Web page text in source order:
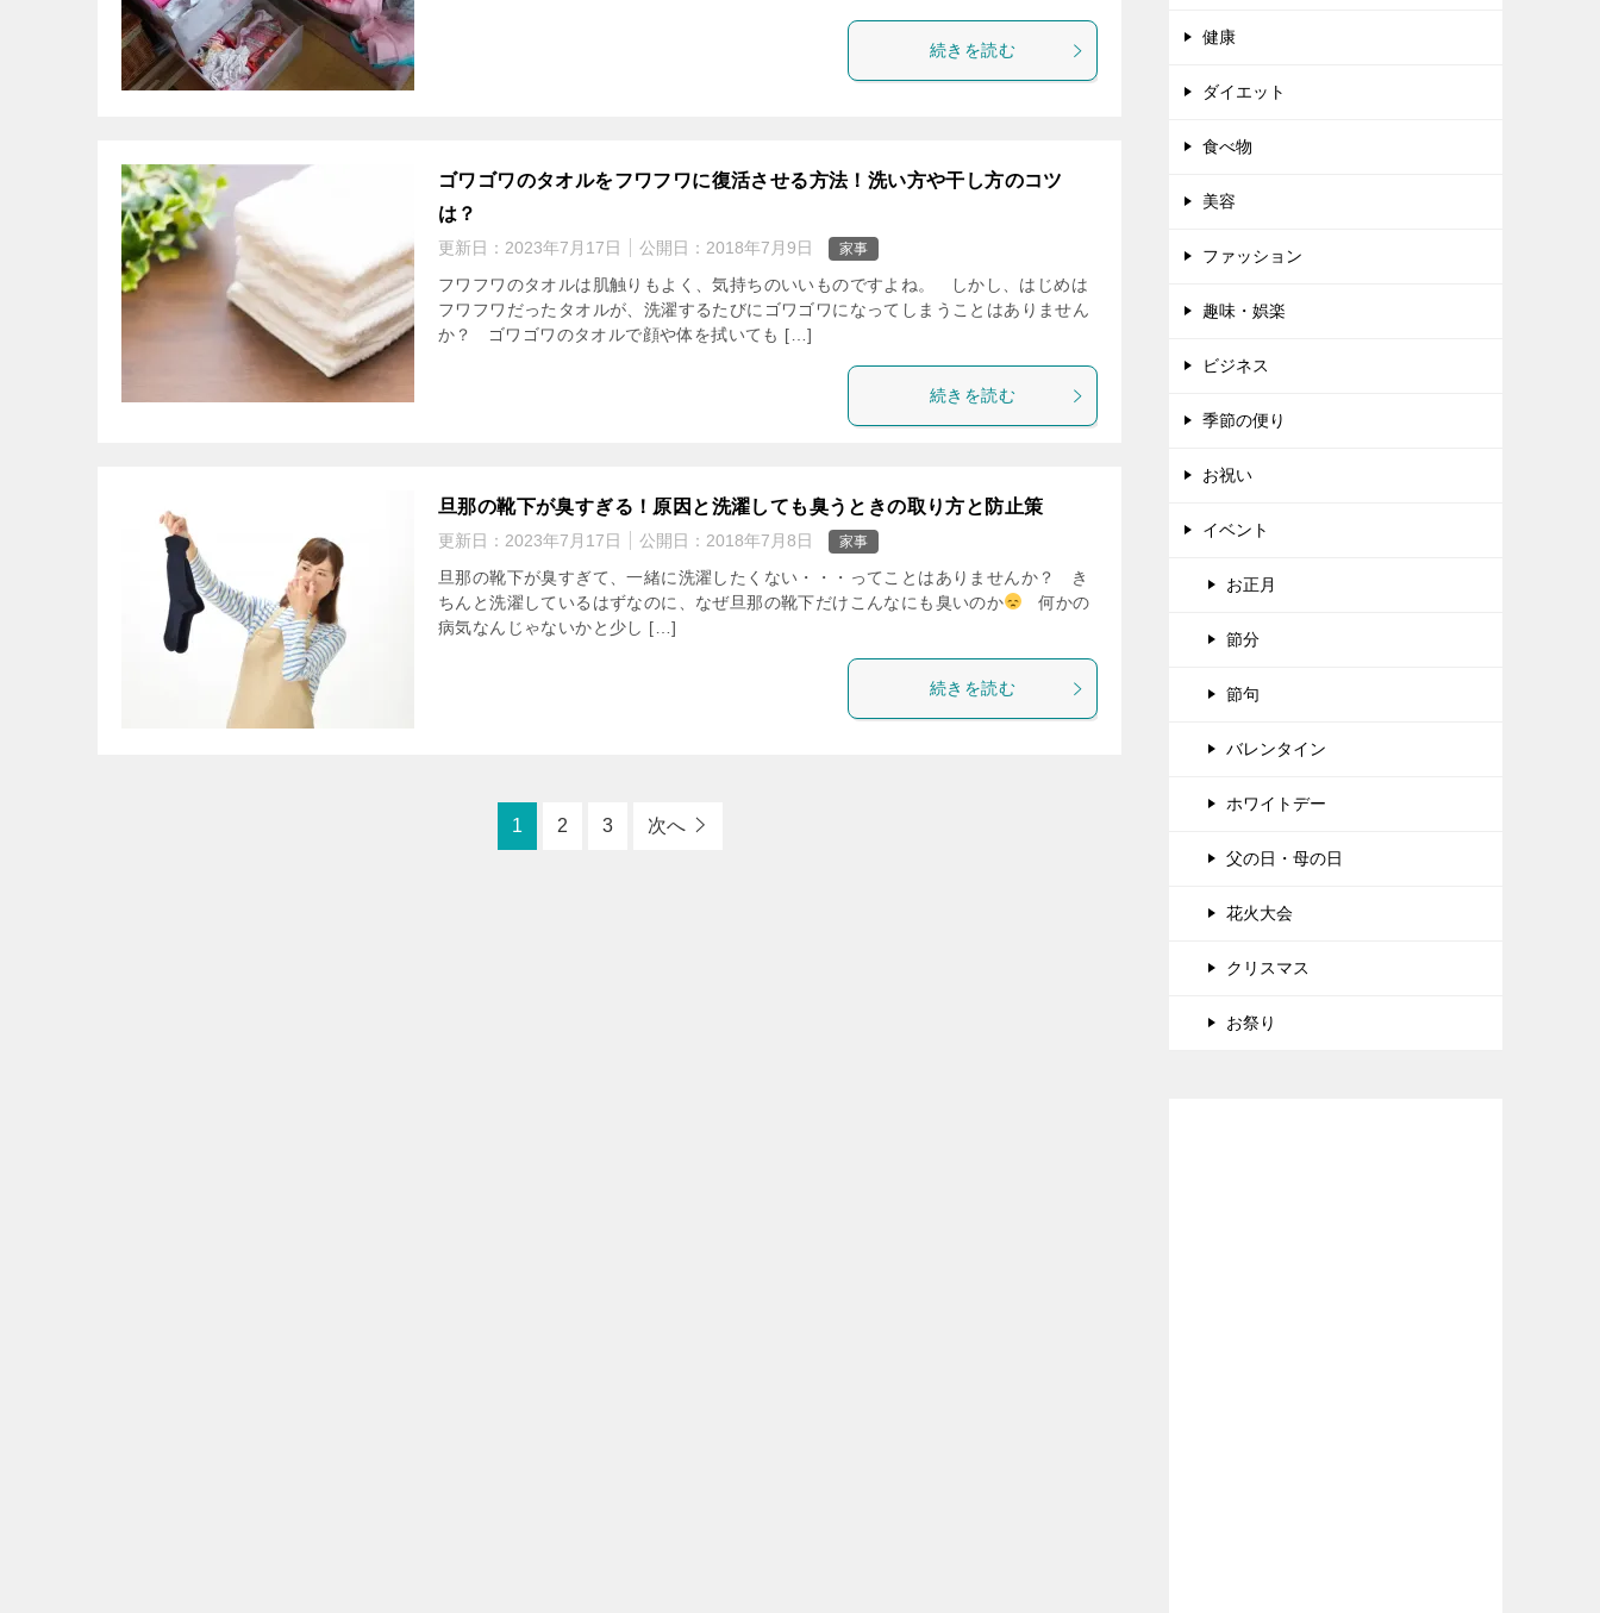
続きを読む
ゴワゴワのタオルをフワフワに復活させる方法！洗い方や干し方のコツ
は？
更新日： 2023年7月17日 公開日： 2018年7月9日 家事
フワフワのタオルは肌触りもよく、気持ちのいいものですよね。 しかし、はじめは
フワフワだったタオルが、洗濯するたびにゴワゴワになってしまうことはありません
か？ ゴワゴワのタオルで顔や体を拭いても […]
続きを読む
旦那の靴下が臭すぎる！原因と洗濯しても臭うときの取り方と防止策
更新日： 2023年7月17日 公開日： 2018年7月8日 家事
旦那の靴下が臭すぎて、一緒に洗濯したくない・・・ってことはありませんか？ き
ちんと洗濯しているはずなのに、なぜ旦那の靴下だけこんなにも臭いのか
何かの
病気なんじゃないかと少し […]
続きを読む
1 2 3 次へ
健康
ダイエット
食べ物
美容
ファッション
趣味・娯楽
ビジネス
季節の便り
お祝い
イベント
お正月
節分
節句
バレンタイン
ホワイトデー
父の日・母の日
花火大会
クリスマス
お祭り